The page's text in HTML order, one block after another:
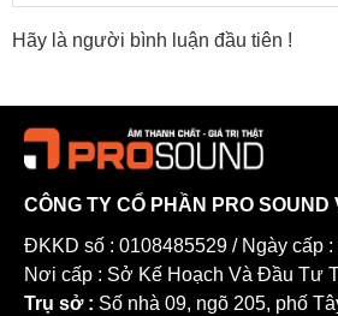
Hãy là người bình luận đầu tiên !
CÔNG TY CỔ PHẦN PRO SOUND
ĐKKD số : 0108485529 / Ngày cấp :
Nơi cấp : Sở Kế Hoạch Và Đầu Tư
Trụ sở : Số nhà 09, ngõ 205, phố